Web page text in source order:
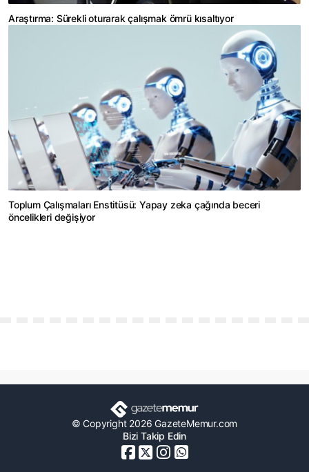
Araştırma: Sürekli oturarak çalışmak ömrü kısaltıyor
Toplum Çalışmaları Enstitüsü: Yapay zeka çağında beceri
öncelikleri değişiyor
© Copyright 2026 GazeteMemur.com
Bizi Takip Edin